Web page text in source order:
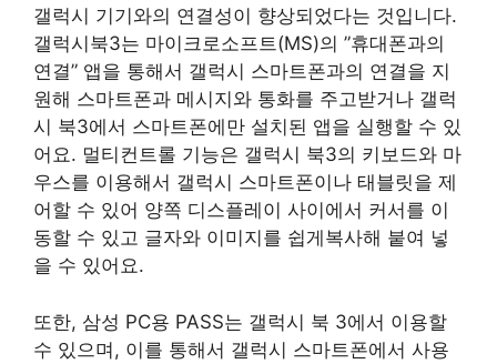
갤럭시 기기와의 연결성이 향상되었다는 것입니다.
갤럭시북3는 마이크로소프트(MS)의 ”휴대폰과의
연결” 앱을 통해서 갤럭시 스마트폰과의 연결을 지
원해 스마트폰과 메시지와 통화를 주고받거나 갤럭
시 북3에서 스마트폰에만 설치된 앱을 실행할 수 있
어요. 멀티컨트롤 기능은 갤럭시 북3의 키보드와 마
우스를 이용해서 갤럭시 스마트폰이나 태블릿을 제
어할 수 있어 양쪽 디스플레이 사이에서 커서를 이
동할 수 있고 글자와 이미지를 쉽게복사해 붙여 넣
을 수 있어요.
또한, 삼성 PC용 PASS는 갤럭시 북 3에서 이용할
수 있으며, 이를 통해서 갤럭시 스마트폰에서 사용